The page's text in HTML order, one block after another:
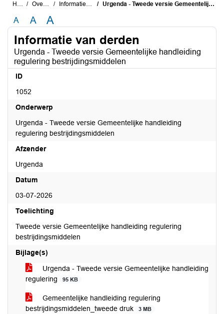
Home Overzichten Informatie van derden Urgenda - Tweede versie Gemeentelijke handleiding regulering bestrijdingsmiddelen
A A A
Informatie van derden
Urgenda - Tweede versie Gemeentelijke handleiding
regulering bestrijdingsmiddelen
ID
1052
Onderwerp
Urgenda - Tweede versie Gemeentelijke handleiding
regulering bestrijdingsmiddelen
Afzender
Urgenda
Datum
03-07-2026
Toelichting
Tweede versie Gemeentelijke handleiding regulering
bestrijdingsmiddelen
Bijlage(s)
Urgenda - Tweede versie Gemeentelijke handleiding
regulering
95 KB
Gemeentelijke handleiding regulering
bestrijdingsmiddelen_tweede druk
3 MB